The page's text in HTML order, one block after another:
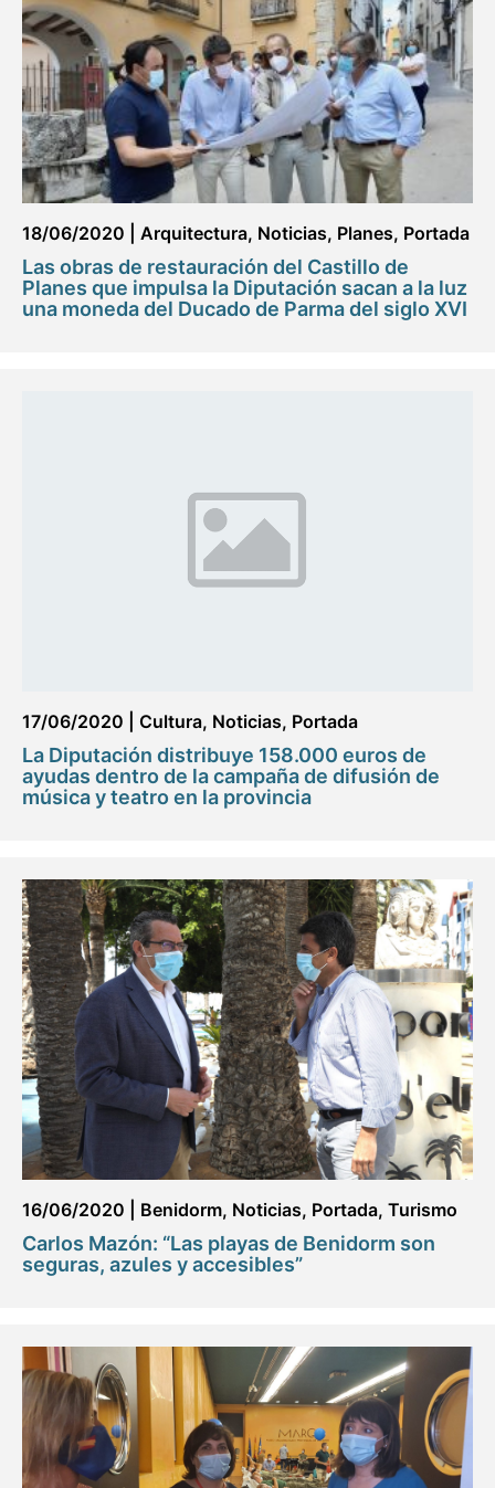
18/06/2020 Arquitectura, Noticias, Planes, Portada
Las obras de restauración del Castillo de
Planes que impulsa la Diputación sacan a la luz
una moneda del Ducado de Parma del siglo XVI
17/06/2020 Cultura, Noticias, Portada
La Diputación distribuye 158.000 euros de
ayudas dentro de la campaña de difusión de
música y teatro en la provincia
16/06/2020 Benidorm, Noticias, Portada, Turismo
Carlos Mazón: “Las playas de Benidorm son
seguras, azules y accesibles”